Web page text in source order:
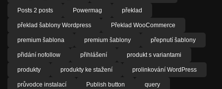
Posts 2 posts Powermag překlad
překlad šablony Wordpress Překlad WooCommerce
premium šablona premium šablony přepnutí šablony
přidání nofollow přihlášení produkt s variantami
produkty produkty ke stažení prolinkování WordPress
průvodce instalací Publish button query